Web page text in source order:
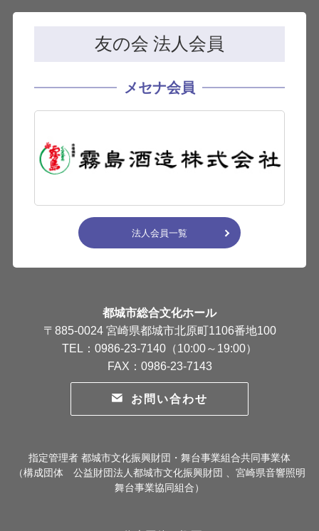
友の会 法人会員
メセナ会員
法人会員一覧
都城市総合文化ホール
〒885-0024 宮崎県都城市北原町1106番地100
TEL：0986-23-7140（10:00～19:00）
FAX：0986-23-7143
お問い合わせ
指定管理者 都城市文化振興財団・舞台事業組合共同事業体
（構成団体 公益財団法人都城市文化振興財団 、宮崎県音響照明
舞台事業協同組合）